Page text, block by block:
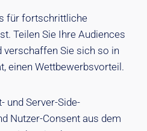
für fortschrittliche
Teilen Sie Ihre Audiences
Sie sich so in
einen Wettbewerbsvorteil.
und Server-Side-
Nutzer-Consent aus dem